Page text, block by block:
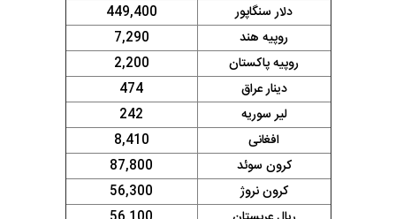
دلار سنگاپور
449,400
روپیه هند
7,290
روپیه پاکستان
2,200
دینار عراق
474
لیر سوریه
242
افغانی
8,410
کرون سوئد
87,800
کرون نروژ
56,300